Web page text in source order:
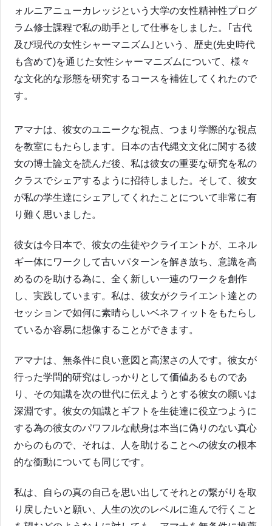
ォルニアニューカレッジという大学の女性精神性プログ
ラム修士課程で私の助手として仕事をしました。｢古代
及び現代の女性シャーマニズム｣という、歴史(先史時代
も含めて)を通じた女性シャーマニズムについて、様々
な文化的な形態を研究するコースを補佐してくれたので
す。
アマナは、彼女のユニークな視点、つまり学際的な視点
を教室にもたらします。日本の古代縄文文化に関する彼
女の博士論文を読んだ後、私は彼女の重要な研究を私の
クラスでシェアするように招待しました。そして、彼女
が私の学生達にシェアしてくれたことについて非常に有
り難く思いました。
彼女は今日本で、彼女の生徒やクライエントが、エネル
ギー体にワークして古いパターンを解き放ち、意識を高
めるのを助ける為に、全く新しい一連のワークを創作
し、実践しています。私は、彼女がクライエント達との
セッションで如何に素晴らしいベネフィットをもたらし
ているか容易に想像することができます。
アマナは、無条件に良い意図と高潔さの人です。彼女が
行った学問的研究はしっかりとして価値あるものであ
り、その知識を次の世代に伝えようとする彼女の願いは
深淵です。彼女の知識とギフトを生徒達に役立つように
する為の彼女のパワフルな献身は本当に偽りのない真心
からのもので、それは、人を助けることへの彼女の根本
的な衝動についても同じです。
私は、自らの真の自己を思い出してそれとの繋がりを取
り戻したいと願い、人生の次のレベルに進んで行くこと